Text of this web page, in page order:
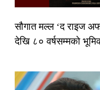
सौगात मल्ल ‘द राइज
देखि ८० वर्षसम्मको